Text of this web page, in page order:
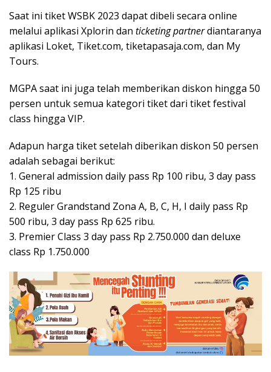
Saat ini tiket WSBK 2023 dapat dibeli secara online
melalui aplikasi Xplorin dan ticketing partnerdiantaranya
aplikasi Loket, Tiket.com, tiketapasaja.com, dan My
Tours.
MGPA saat ini juga telah memberikan diskon hingga 50
persen untuk semua kategori tiket dari tiket festival
class hingga VIP.
Adapun harga tiket setelah diberikan diskon 50 persen
adalah sebagai berikut:
1. General admission daily pass Rp 100 ribu, 3 day pass
Rp 125 ribu
2. Reguler Grandstand Zona A, B, C, H, I daily pass Rp
500 ribu, 3 day pass Rp 625 ribu.
3. Premier Class 3 day pass Rp 2.750.000 dan deluxe
class Rp 1.750.000